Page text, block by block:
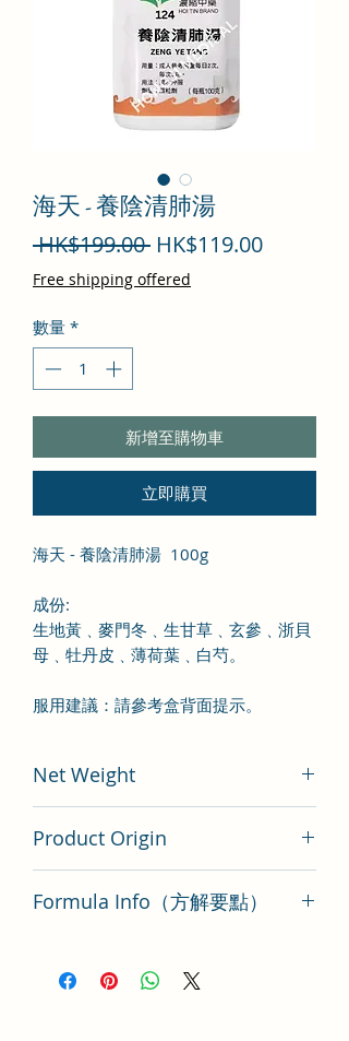
海天 - 養陰清肺湯
HK$199.00 一
般
HK$119.00促
Free shipping offered
數量 *
新增至購物車
立即購買
海天 - 養陰清肺湯 100g
成份:
生地黃 ﹑麥門冬 ﹑生甘草 ﹑玄參 ﹑浙貝
母 ﹑牡丹皮 ﹑薄荷葉 ﹑白芍。
服用建議：請參考盒背面提示。
Net Weight
Product Origin
Formula Info（方解要點）